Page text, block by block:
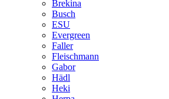
Brekina
Busch
ESU
Evergreen
Faller
Fleischmann
Gabor
Hädl
Heki